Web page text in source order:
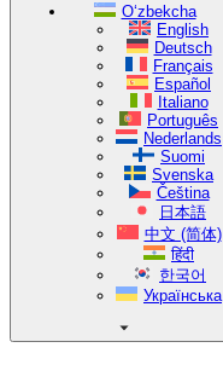
O‘zbekcha
English
Deutsch
Français
Español
Italiano
Português
Nederlands
Suomi
Svenska
Čeština
日本語
中文 (简体)
हिंदी
한국어
Українська